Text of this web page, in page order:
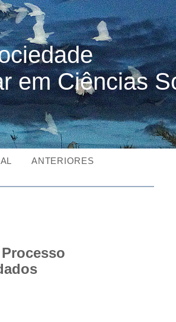
em Ciências
ANTERIORES